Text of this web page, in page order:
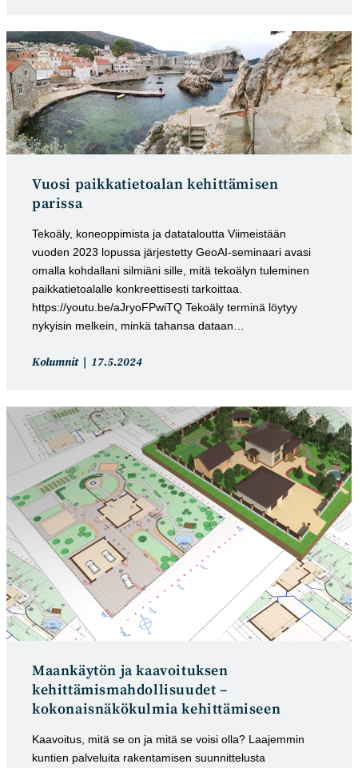
Vuosi paikkatietoalan kehittämisen
parissa
Tekoäly, koneoppimista ja datataloutta Viimeistään
vuoden 2023 lopussa järjestetty GeoAI-seminaari avasi
omalla kohdallani silmiäni sille, mitä tekoälyn tuleminen
paikkatietoalalle konkreettisesti tarkoittaa.
https://youtu.be/aJryoFPwiTQ Tekoäly terminä löytyy
nykyisin melkein, minkä tahansa dataan…
Artikkelin
Kolumnit
Artikkeli
17.5.2024
Maankäytön ja kaavoituksen
kehittämismahdollisuudet –
kokonaisnäkökulmia kehittämiseen
Kaavoitus, mitä se on ja mitä se voisi olla? Laajemmin
kuntien palveluita rakentamisen suunnittelusta